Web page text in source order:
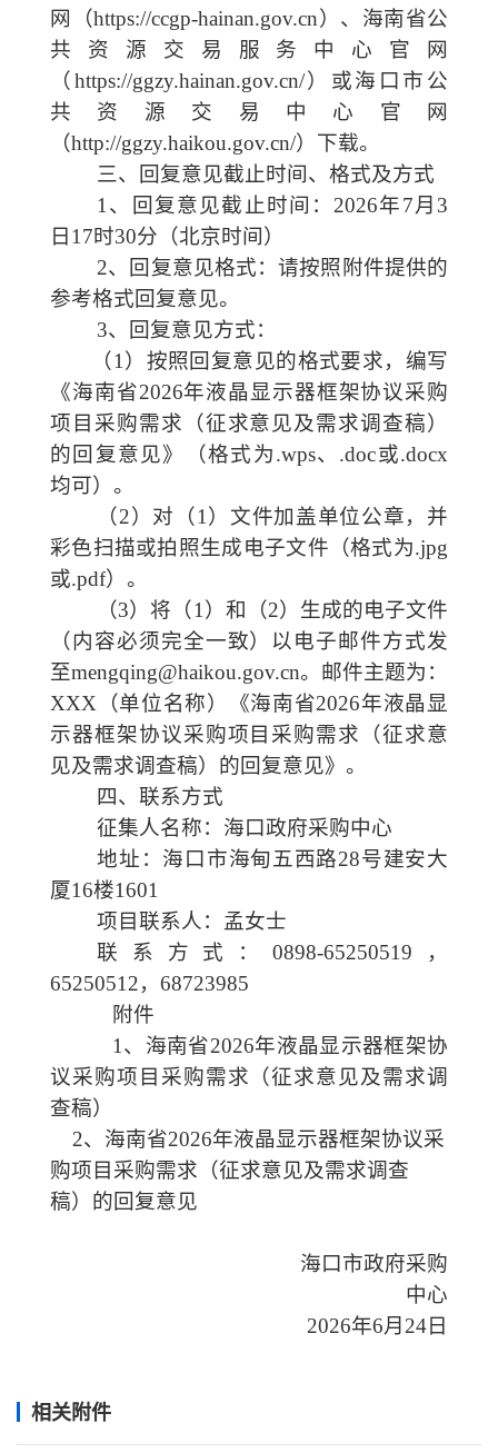
网（https://ccgp-hainan.gov.cn）、海南省公
共资源交易服务中心官网
（https://ggzy.hainan.gov.cn/） 或海口市公
共资源交易中心 官网
（http://ggzy.haikou.gov.cn/）下载。
三、回复意见截止时间、格式及方式
1 、回复意见截止时间： 2026年7月 3
日 17时30分（北京时间）
2、回复意见格式：请按照附件提供的
参考格式回复意见。
3、回复意见方式：
（1 ）按照回复意见的格式要求，编写
《海南省2026年液晶显示器框架协议采购
项目采购需求（征求意见及需求调查稿）
的回复意见》（格式为.wps、 .doc或.docx
均可）。
（2） 对 （1 ） 文件加盖单位公章， 并
彩色扫描或拍照生成电子文件（格式为.jpg
或.pdf）。
（3）将（1 ）和（2）生成的电子文件
（内容必须完全一致）以电子邮件方式发
至mengqing@haikou.gov.cn。邮件主题为：
XXX （单位名称） 《海南省2026年液晶显
示器框架协议采购项目采购需求（征求意
见及需求调查稿）的回复意见》。
四、联系方式
征集人名称： 海口政府采购中心
地址： 海口市海甸五西路28号建安大
厦16楼1601
项目联系人：孟女士
联系方式：0898-65250519，
65250512，68723985
附件
1、海南省2026年液晶显示器框架协
议采购项目采购需求（征求意见及需求调
查稿）
2、海南省2026年液晶显示器框架协议采
购项目采购需求（征求意见及需求调查
稿）的回复意见
海口市政府采购
中心
2026年6月 24日
相关附件